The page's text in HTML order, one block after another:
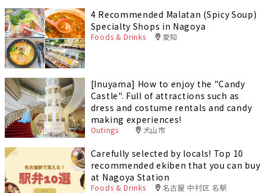
4 Recommended Malatan (Spicy Soup)
Specialty Shops in Nagoya
Foods & Drinks 愛知
[Inuyama] How to enjoy the "Candy
Castle". Full of attractions such as
dress and costume rentals and candy
making experiences!
Outings 犬山市
Carefully selected by locals! Top 10
recommended ekiben that you can buy
at Nagoya Station
Foods & Drinks 名古屋 中村区 名駅